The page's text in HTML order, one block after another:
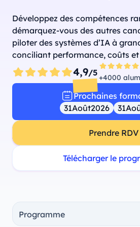
Développez des compétences
démarquez-vous des autres
piloter des systèmes d’IA à
conciliant performance, coûts
4,9/5+4000
Prochaines
31Août2026 31
Prendre RDV
Télécharger le